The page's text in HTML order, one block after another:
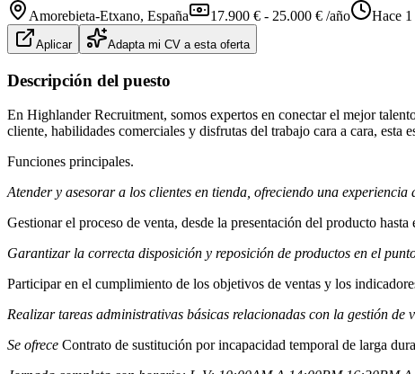
Amorebieta-Etxano, España 17.900 € - 25.000 € /año Hace 1
Aplicar Adapta mi CV a esta oferta
Descripción del puesto
En Highlander Recruitment, somos expertos en conectar el mejor
cliente, habilidades comerciales y disfrutas del trabajo cara a cara, esta
Funciones principales.
Atender y asesorar a los clientes en tienda, ofreciendo una
Gestionar el proceso de venta, desde la presentación del producto
Garantizar la correcta disposición y reposición de productos en el
Participar en el cumplimiento de los objetivos de ventas y los
Realizar tareas administrativas básicas relacionadas con la gestión de
Se ofrece Contrato de sustitución por incapacidad temporal de larga